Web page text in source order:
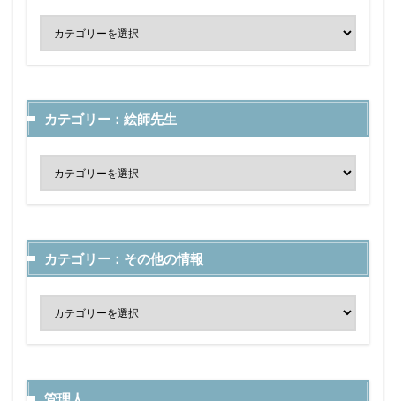
カテゴリー：絵師先生
カテゴリー：その他の情報